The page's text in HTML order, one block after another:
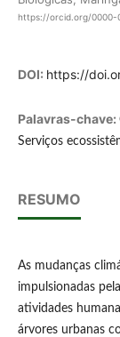
https://orcid.org/0000-
DOI: https://
Palavras-chave:
Serviços
RESUMO
As mudanças
impulsionadas
atividades
árvores urbanas